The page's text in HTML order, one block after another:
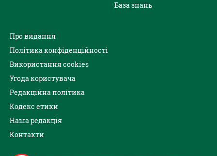
База знань
Про видання
Політика конфіденційності
Використання cookies
Угода користувача
Редакційна політика
Кодекс етики
Наша редакція
Контакти